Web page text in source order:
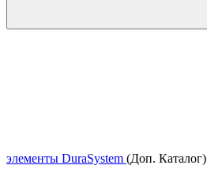
элементы DuraSystem (Доп. Каталог)